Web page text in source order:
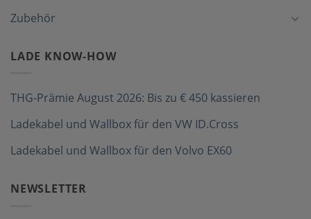
Zubehör
LADE KNOW-HOW
THG-Prämie August 2026: Bis zu € 450 kassieren
Ladekabel und Wallbox für den VW ID.Cross
Ladekabel und Wallbox für den Volvo EX60
NEWSLETTER